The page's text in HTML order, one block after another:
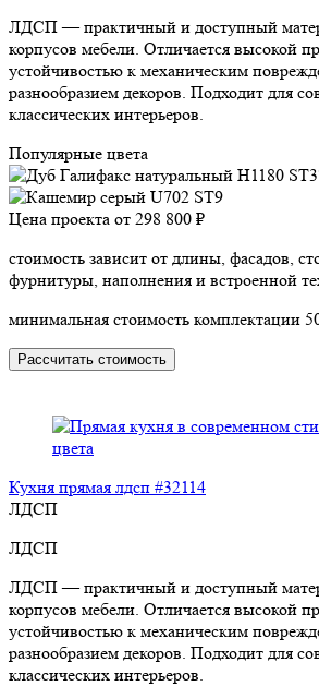
ЛДСП — практичный и доступный
корпусов мебели. Отличается высокой
устойчивостью к механическим
разнообразием декоров. Подходит для
классических интерьеров.
Популярные цвета
Цена проекта от 298 800 ₽
стоимость зависит от длины, фасадов,
фурнитуры, наполнения и встроенной
минимальная стоимость комплектации
Рассчитать стоимость
Кухня прямая лдсп #32114
ЛДСП
ЛДСП
ЛДСП — практичный и доступный
корпусов мебели. Отличается высокой
устойчивостью к механическим
разнообразием декоров. Подходит для
классических интерьеров.